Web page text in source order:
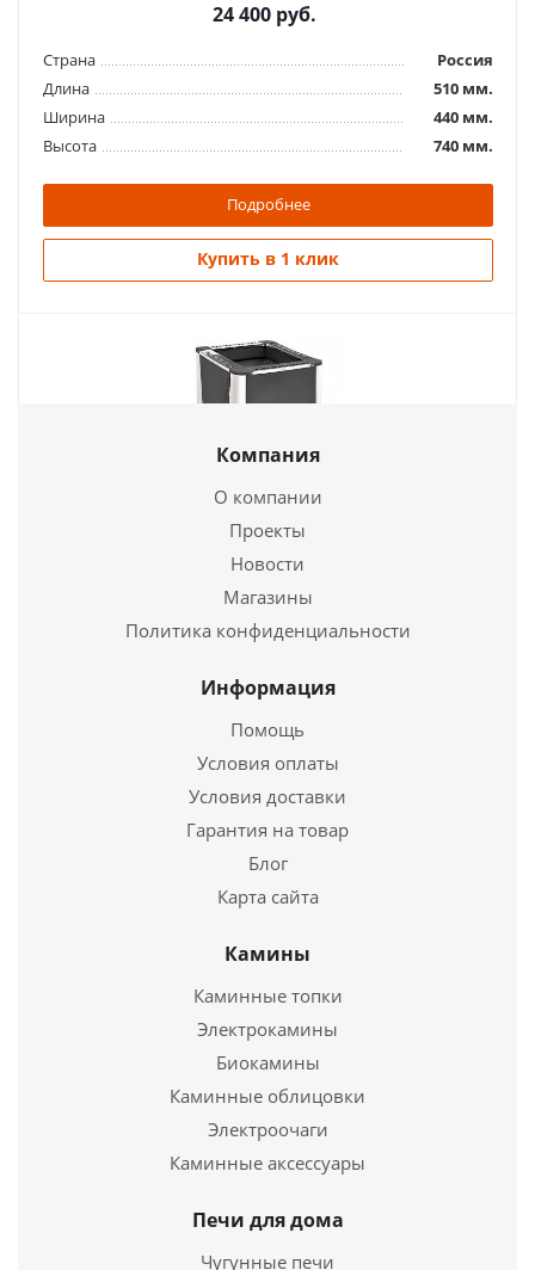
24 400руб.
Страна
Россия
Длина
510 мм.
Ширина
440 мм.
Высота
740 мм.
Подробнее
Купить в 1 клик
Печь для бани "Берёзка" 24 (ДТ-3, стекло)
37 200руб.
Подробнее
Купить в 1 клик
Печь для бани "ОПТИМА" 15 ДТ-3
Компания
О компании
Проекты
Новости
Магазины
Политика конфиденциальности
Информация
Помощь
Условия оплаты
Условия доставки
Гарантия на товар
Блог
Карта сайта
Камины
Каминные топки
Электрокамины
Биокамины
Каминные облицовки
Электроочаги
Каминные аксессуары
Печи для дома
Чугунные печи